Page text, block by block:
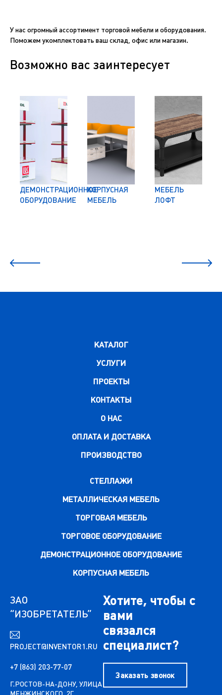
У нас огромный ассортимент торговой мебели и оборудования.
Поможем укомплектовать ваш склад, офис или магазин.
Возможно вас заинтересует
ДЕМОНСТРАЦИОННОЕ
ОБОРУДОВАНИЕ
КОРПУСНАЯ
МЕБЕЛЬ
МЕБЕЛЬ
ЛОФТ
КАТАЛОГ
УСЛУГИ
ПРОЕКТЫ
КОНТАКТЫ
О НАС
ОПЛАТА И ДОСТАВКА
ПРОИЗВОДСТВО
СТЕЛЛАЖИ
МЕТАЛЛИЧЕСКАЯ МЕБЕЛЬ
ТОРГОВАЯ МЕБЕЛЬ
ТОРГОВОЕ ОБОРУДОВАНИЕ
ДЕМОНСТРАЦИОННОЕ ОБОРУДОВАНИЕ
КОРПУСНАЯ МЕБЕЛЬ
ЗАО
“ИЗОБРЕТАТЕЛЬ”
PROJECT@INVENTOR1.RU
+7 (863) 203-77-07
Г.РОСТОВ-НА-ДОНУ, УЛИЦА
Хотите, чтобы с
вами
связался
специалист?
Заказать звонок